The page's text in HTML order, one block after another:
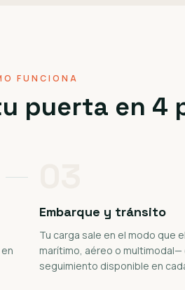
FUNCIONA
puerta en 4
Embarque y tránsito
Tu carga sale en el modo que
marítimo, aéreo o multimodal—
seguimiento disponible en